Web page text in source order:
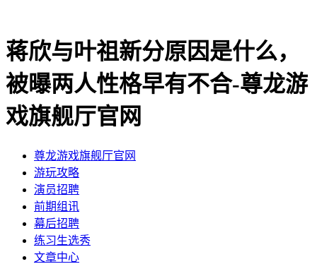
蒋欣与叶祖新分原因是什么，
被曝两人性格早有不合-尊龙游
戏旗舰厅官网
尊龙游戏旗舰厅官网
​游玩攻略
​演员招聘
​前期组讯
​幕后招聘
​练习生选秀
文章中心